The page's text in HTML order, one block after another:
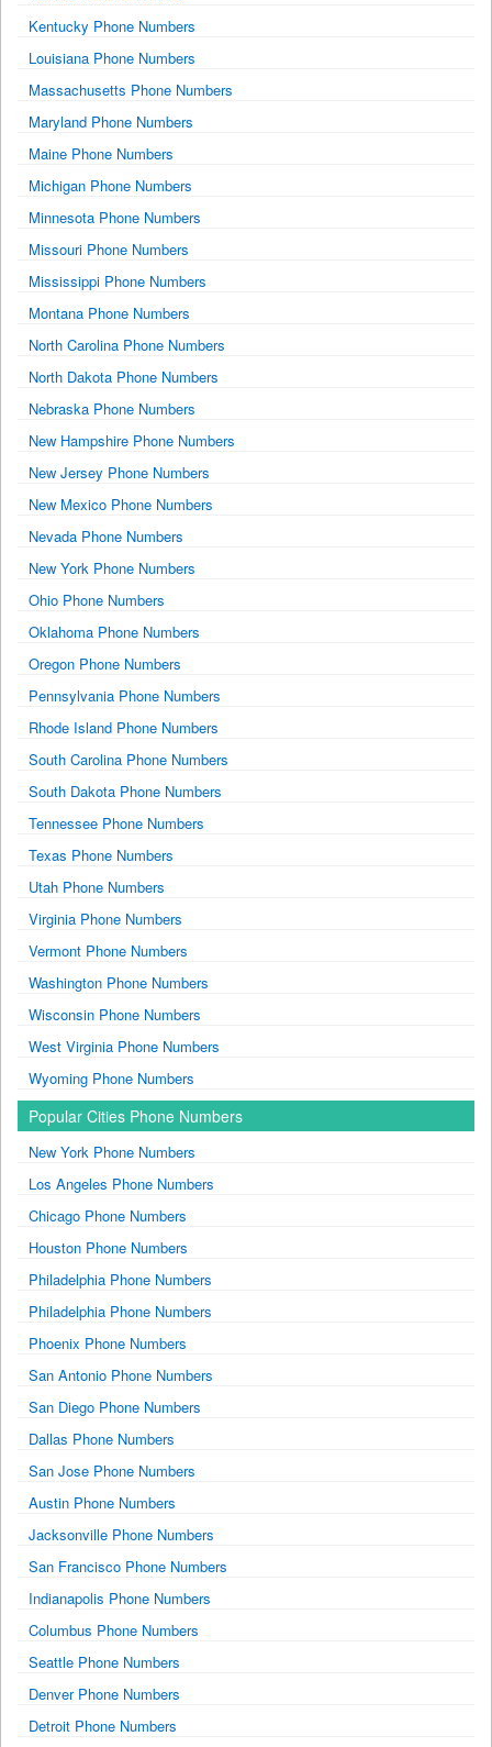
Kentucky Phone Numbers
Louisiana Phone Numbers
Massachusetts Phone Numbers
Maryland Phone Numbers
Maine Phone Numbers
Michigan Phone Numbers
Minnesota Phone Numbers
Missouri Phone Numbers
Mississippi Phone Numbers
Montana Phone Numbers
North Carolina Phone Numbers
North Dakota Phone Numbers
Nebraska Phone Numbers
New Hampshire Phone Numbers
New Jersey Phone Numbers
New Mexico Phone Numbers
Nevada Phone Numbers
New York Phone Numbers
Ohio Phone Numbers
Oklahoma Phone Numbers
Oregon Phone Numbers
Pennsylvania Phone Numbers
Rhode Island Phone Numbers
South Carolina Phone Numbers
South Dakota Phone Numbers
Tennessee Phone Numbers
Texas Phone Numbers
Utah Phone Numbers
Virginia Phone Numbers
Vermont Phone Numbers
Washington Phone Numbers
Wisconsin Phone Numbers
West Virginia Phone Numbers
Wyoming Phone Numbers
Popular Cities Phone Numbers
New York Phone Numbers
Los Angeles Phone Numbers
Chicago Phone Numbers
Houston Phone Numbers
Philadelphia Phone Numbers
Philadelphia Phone Numbers
Phoenix Phone Numbers
San Antonio Phone Numbers
San Diego Phone Numbers
Dallas Phone Numbers
San Jose Phone Numbers
Austin Phone Numbers
Jacksonville Phone Numbers
San Francisco Phone Numbers
Indianapolis Phone Numbers
Columbus Phone Numbers
Seattle Phone Numbers
Denver Phone Numbers
Detroit Phone Numbers